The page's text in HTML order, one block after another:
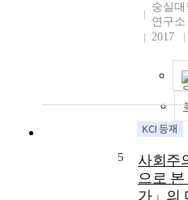
숭실
연구소
2017
5
사회주
으로
가」의